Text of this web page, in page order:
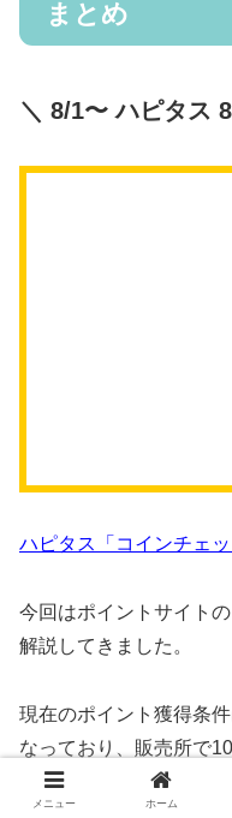
まとめ
＼ 8/1〜 ハピタス
ハピタス「コインチェッ
今回はポイントサイト
解説してきました。
現在のポイント獲得条
なっており、販売所で
トがかかってしまいます
メニュー ホーム